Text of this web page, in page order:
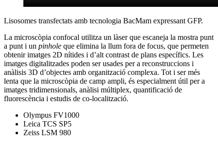
Lisosomes transfectats amb tecnologia BacMam expressant GFP.
La microscòpia confocal utilitza un làser que escaneja la mostra punt
a punt i un pinhole que elimina la llum fora de focus, que permeten
obtenir imatges 2D nítides i d’alt contrast de plans específics. Les
imatges digitalitzades poden ser usades per a reconstruccions i
anàlisis 3D d’objectes amb organització complexa. Tot i ser més
lenta que la microscòpia de camp ampli, és especialment útil per a
imatges tridimensionals, anàlisi múltiplex, quantificació de
fluorescència i estudis de co-localització.
Olympus FV1000
Leica TCS SP5
Zeiss LSM 980